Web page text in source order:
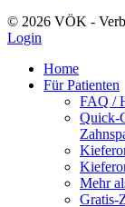
© 2026 VÖK -
Login
Home
Für Patienten
FAQ /
Quick-
Mehr
Gratis-